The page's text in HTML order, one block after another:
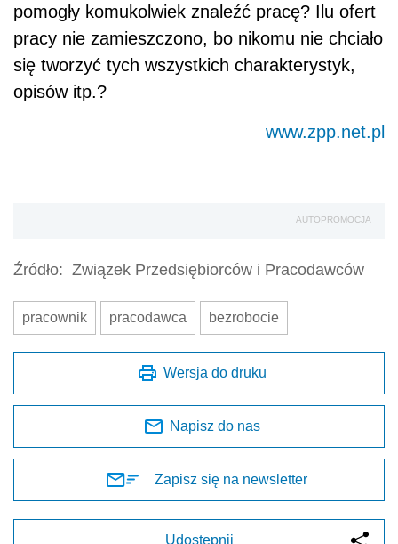
pomogły komukolwiek znaleźć pracę? Ilu ofert
pracy nie zamieszczono, bo nikomu nie chciało
się tworzyć tych wszystkich charakterystyk,
opisów itp.?
www.zpp.net.pl
AUTOPROMOCJA
Źródło: Związek Przedsiębiorców i Pracodawców
pracownik pracodawca bezrobocie
Wersja do druku
Napisz do nas
Zapisz się na newsletter
Udostępnij